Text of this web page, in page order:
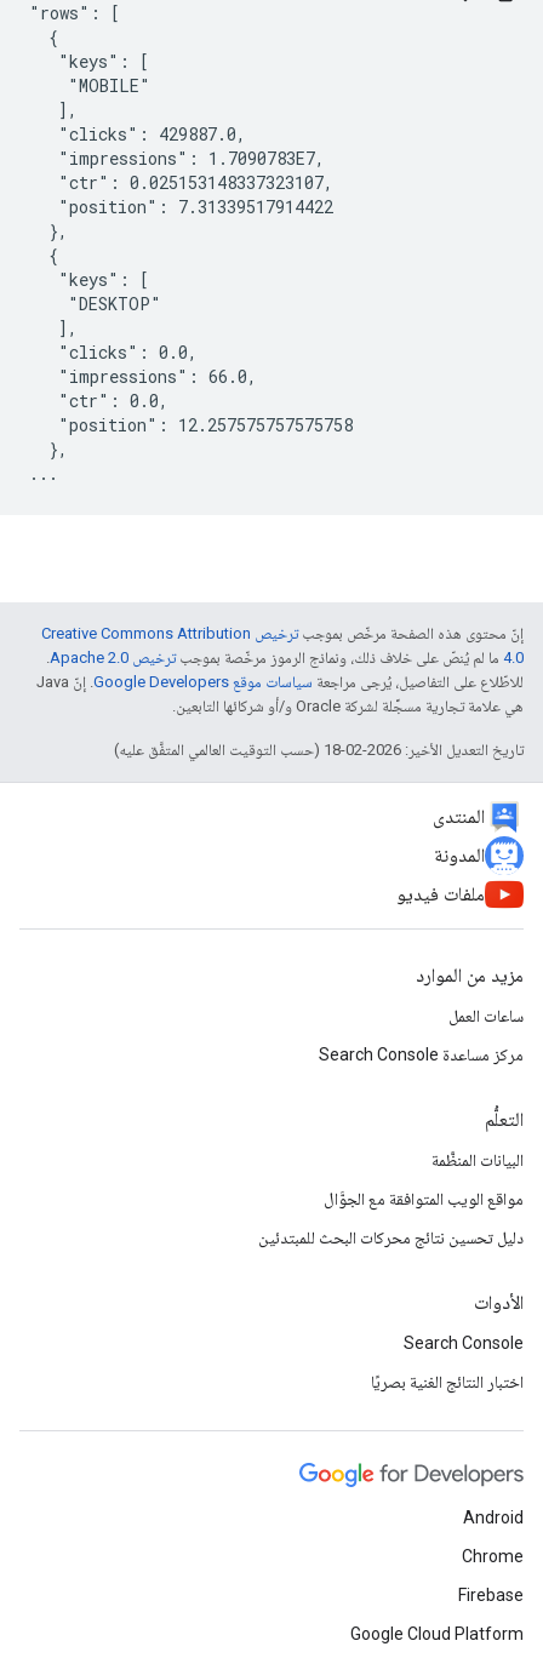
"rows": [
  {
   "keys": [
    "MOBILE"
   ],
   "clicks": 429887.0,
   "impressions": 1.7090783E7,
   "ctr": 0.025153148337323107,
   "position": 7.31339517914422
  },
  {
   "keys": [
    "DESKTOP"
   ],
   "clicks": 0.0,
   "impressions": 66.0,
   "ctr": 0.0,
   "position": 12.257575757575758
  },
...
إنّ محتوى هذه الصفحة مرخّص بموجب
ترخيص Creative Commons Attribution
4.0‏ ما لم يُنصّ على خلاف ذلك، ونماذج الرموز مرخّصة بموجبترخيص Apache 2.0‏
.
للاطّلاع على التفاصيل، يُرجى مراجعة سياسات موقع Google Developers‏
. إنّ Java
هي علامة تجارية مسجَّلة لشركة Oracle و/أو شركائها التابعين.
تاريخ التعديل الأخير: 2026-02-18 (حسب التوقيت العالمي المتفَّق عليه)
المنتدى
المدونة
ملفات فيديو
مزيد من الموارد
ساعات العمل
مركز مساعدة Search Console
التعلُّم
البيانات المنظَّمة
مواقع الويب المتوافقة مع الجوَّال
دليل تحسين نتائج محركات البحث للمبتدئين
الأدوات
Search Console
اختبار النتائج الغنية بصريًا
Android
Chrome
Firebase
Google Cloud Platform